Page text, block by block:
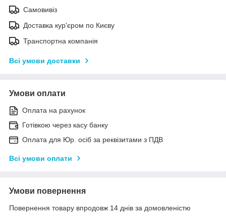
Самовивіз
Доставка кур'єром по Києву
Транспортна компанія
Всі умови доставки
Умови оплати
Оплата на рахунок
Готівкою через касу банку
Оплата для Юр. осіб за реквізитами з ПДВ
Всі умови оплати
Умови повернення
Повернення товару впродовж 14 днів за домовленістю